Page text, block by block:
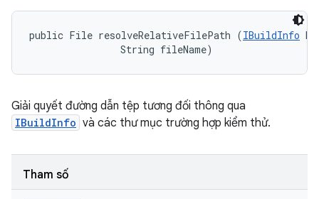
public File resolveRelativeFilePath (IBuildInfo
                String fileName)
Giải quyết đường dẫn tệp tương đối thông qua
IBuildInfo và các thư mục trường hợp kiểm thử.
Tham số